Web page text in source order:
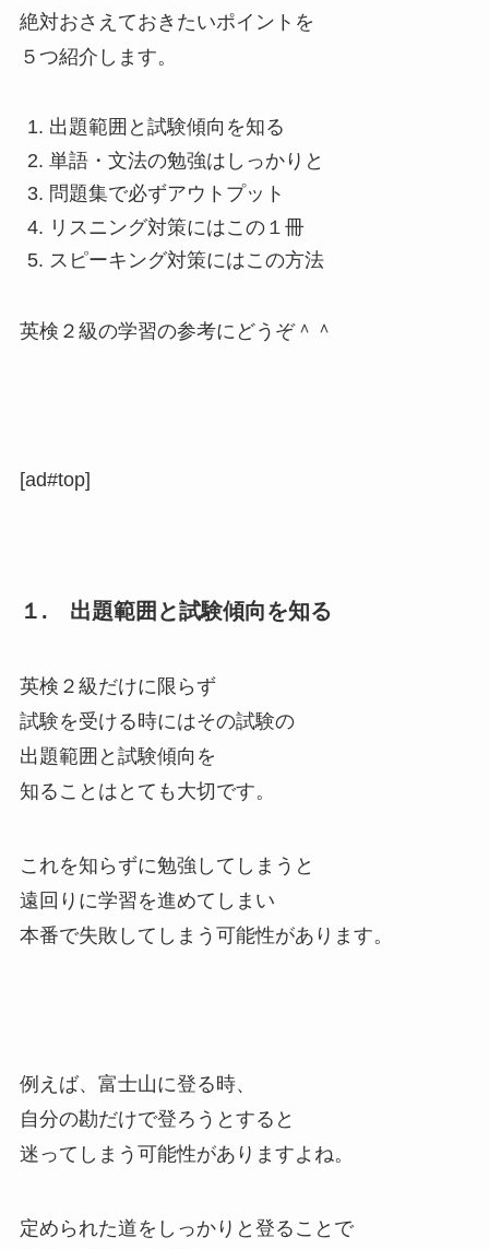
絶対おさえておきたいポイントを
５つ紹介します。
出題範囲と試験傾向を知る
単語・文法の勉強はしっかりと
問題集で必ずアウトプット
リスニング対策にはこの１冊
スピーキング対策にはこの方法
英検２級の学習の参考にどうぞ＾＾
[ad#top]
１. 出題範囲と試験傾向を知る
英検２級だけに限らず
試験を受ける時にはその試験の
出題範囲と試験傾向を
知ることはとても大切です。
これを知らずに勉強してしまうと
遠回りに学習を進めてしまい
本番で失敗してしまう可能性があります。
例えば、富士山に登る時、
自分の勘だけで登ろうとすると
迷ってしまう可能性がありますよね。
定められた道をしっかりと登ることで